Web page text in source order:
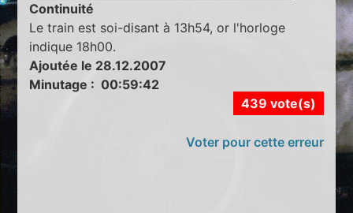
Continuité
Le train est soi-disant à 13h54, or l'horloge
indique 18h00.
Ajoutée le 28.12.2007
Minutage : 00:59:42
439 vote(s)
Voter pour cette erreur